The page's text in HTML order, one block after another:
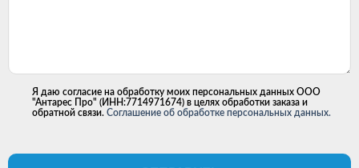
Я даю согласие на обработку моих персональных данных ООО
"Антарес Про" (ИНН:7714971674) в целях обработки заказа и
обратной связи. Соглашение об обработке персональных данных.